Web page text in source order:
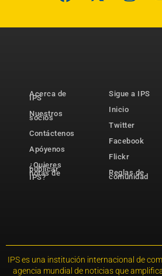
Acerca de
IPS
Nuestros
socios
Contáctenos
Apóyenos
¿Quieres
publicar
notas de
IPS?
Sigue a IPS
Inicio
Twitter
Facebook
Flickr
Reglas de
comunidad
IPS es una institución internacional de
agencia mundial de noticias que